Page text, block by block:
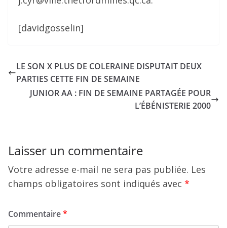
[davidgosselin]
LE SON X PLUS DE COLERAINE DISPUTAIT DEUX
PARTIES CETTE FIN DE SEMAINE
JUNIOR AA : FIN DE SEMAINE PARTAGÉE POUR
L’ÉBÉNISTERIE 2000
Laisser un commentaire
Votre adresse e-mail ne sera pas publiée. Les
champs obligatoires sont indiqués avec *
Commentaire*